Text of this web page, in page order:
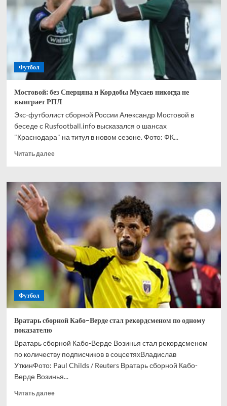
победу
в
матче
Канада
Марокко
Футбол
Мостовой: без Сперцяна и Кордобы Мусаев никогда не
выиграет РПЛ
Экс-футболист сборной России Александр Мостовой в
беседе с Rusfootball.info высказался о шансах
"Краснодара" на титул в новом сезоне. Фото: ФК...
Читать далееПрочитать
Мостовой:
Сперцяна
Кордобы
Мусаев
никогда
не
выиграет
РПЛ
Футбол
Вратарь сборной Кабо-Верде стал рекордсменом по одному
показателю
Вратарь сборной Кабо-Верде Возинья стал рекордсменом
по количеству подписчиков в соцсетяхВладислав
УткинФото: Paul Childs / Reuters Вратарь сборной Кабо-
Верде Возинья...
Читать далееПрочитать